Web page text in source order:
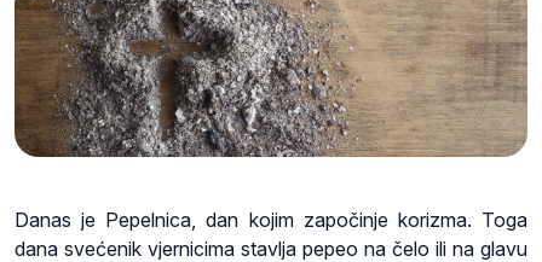
Danas je Pepelnica, dan kojim započinje korizma. Toga
dana svećenik vjernicima stavlja pepeo na čelo ili na glavu